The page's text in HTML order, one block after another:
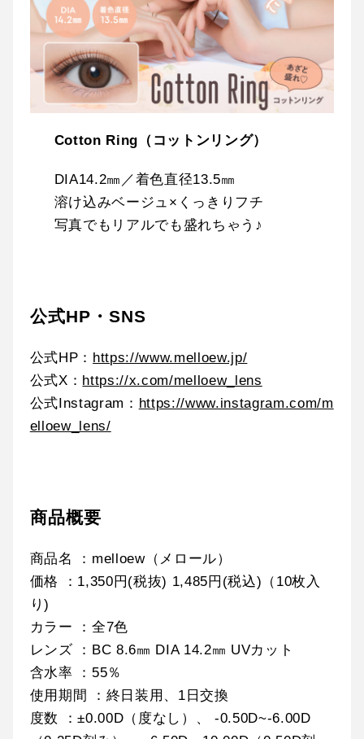
Cotton Ring（コットンリング）
DIA14.2㎜／着色直径13.5㎜
溶け込みベージュ×くっきりフチ
写真でもリアルでも盛れちゃう♪
公式HP・SNS
公式HP： https://www.melloew.jp/
公式X： https://x.com/melloew_lens
公式Instagram： https://www.instagram.com/m
elloew_lens/
商品概要
商品名 ：melloew（メロール）
価格 ：1,350円(税抜) 1,485円(税込)（10枚入
り)
カラー ：全7色
レンズ ：BC 8.6㎜ DIA 14.2㎜ UVカット
含水率 ：55％
使用期間 ：終日装用、1日交換
度数 ：±0.00D（度なし）、 -0.50D~-6.00D